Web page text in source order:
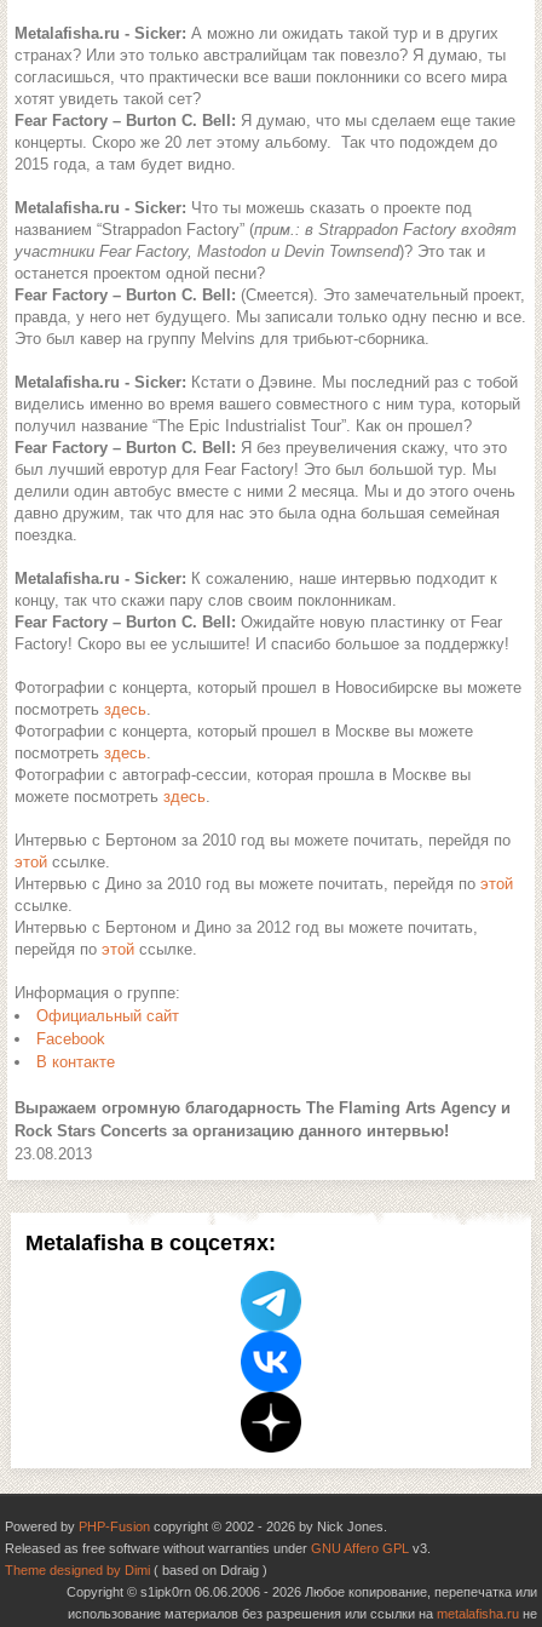
Metalafisha в соцсетях:
Metalafisha.ru - Sicker: А можно ли ожидать такой тур и в других
странах? Или это только австралийцам так повезло? Я думаю, ты
согласишься, что практически все ваши поклонники со всего мира
хотят увидеть такой сет?
Fear Factory – Burton C. Bell: Я думаю, что мы сделаем еще такие
концерты. Скоро же 20 лет этому альбому. Так что подождем до
2015 года, а там будет видно.
Metalafisha.ru - Sicker: Что ты можешь сказать о проекте под
названием “Strappadon Factory” (прим.: в Strappadon Factory входят
участники Fear Factory, Mastodon и Devin Townsend)? Это так и
останется проектом одной песни?
Fear Factory – Burton C. Bell: (Смеется). Это замечательный проект,
правда, у него нет будущего. Мы записали только одну песню и все.
Это был кавер на группу Melvins для трибьют-сборника.
Metalafisha.ru - Sicker: Кстати о Дэвине. Мы последний раз с тобой
виделись именно во время вашего совместного с ним тура, который
получил название “The Epic Industrialist Tour”. Как он прошел?
Fear Factory – Burton C. Bell: Я без преувеличения скажу, что это
был лучший евротур для Fear Factory! Это был большой тур. Мы
делили один автобус вместе с ними 2 месяца. Мы и до этого очень
давно дружим, так что для нас это была одна большая семейная
поездка.
Metalafisha.ru - Sicker: К сожалению, наше интервью подходит к
концу, так что скажи пару слов своим поклонникам.
Fear Factory – Burton C. Bell: Ожидайте новую пластинку от Fear
Factory! Скоро вы ее услышите! И спасибо большое за поддержку!
Фотографии с концерта, который прошел в Новосибирске вы можете
посмотреть здесь.
Фотографии с концерта, который прошел в Москве вы можете
посмотреть здесь.
Фотографии с автограф-сессии, которая прошла в Москве вы
можете посмотреть здесь.
Интервью с Бертоном за 2010 год вы можете почитать, перейдя по
этой ссылке.
Интервью с Дино за 2010 год вы можете почитать, перейдя по этой
ссылке.
Интервью с Бертоном и Дино за 2012 год вы можете почитать,
перейдя по этой ссылке.
Информация о группе:
Официальный сайт
Facebook
В контакте
Выражаем огромную благодарность The Flaming Arts Agency и
Rock Stars Concerts за организацию данного интервью!
23.08.2013
Powered by PHP-Fusion copyright © 2002 - 2026 by Nick Jones.
Released as free software without warranties under GNU Affero GPL v3.
Theme designed by Dimi ( based on Ddraig )
Copyright © s1ipk0rn 06.06.2006 - 2026 Любое копирование, перепечатка или
использование материалов без разрешения или ссылки на metalafisha.ru не